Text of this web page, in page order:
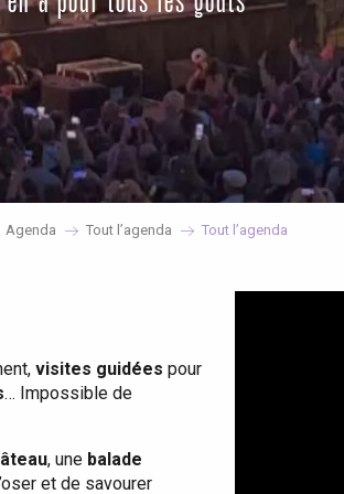
Agenda Tout l’agenda Tout l’agenda
visites guidées pour
… Impossible de
, une balade
et de savourer